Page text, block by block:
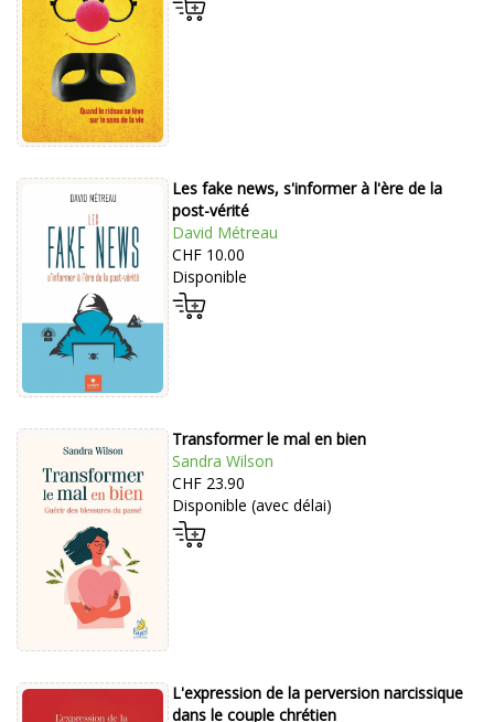
Les fake news, s'informer à l'ère de la
post-vérité
David Métreau
CHF 10.00
Disponible
Transformer le mal en bien
Sandra Wilson
CHF 23.90
Disponible (avec délai)
L'expression de la perversion narcissique
dans le couple chrétien